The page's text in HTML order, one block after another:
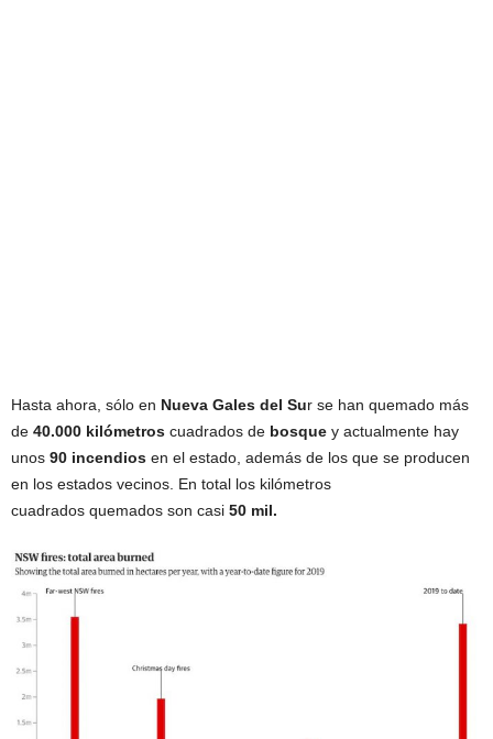
Hasta ahora, sólo en Nueva Gales del Sur se han quemado más
de 40.000 kilómetros cuadrados de bosque y actualmente hay
unos 90 incendios en el estado, además de los que se producen
en los estados vecinos. En total los kilómetros
cuadrados quemados son casi 50 mil.